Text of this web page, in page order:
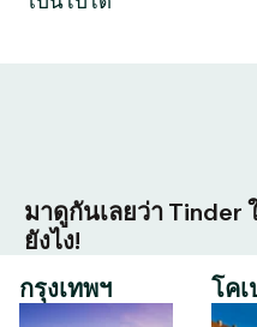
มาดูกันเลยว่า Tinder
ยังไง!
กรุงเทพฯ
โคเ